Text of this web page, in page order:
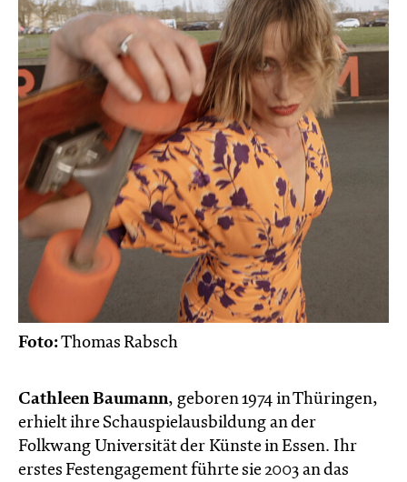
Foto:Thomas Rabsch
Cathleen Baumann, geboren 1974 in Thüringen,
erhielt ihre Schauspielausbildung an der
Folkwang Universität der Künste in Essen. Ihr
erstes Festengagement führte sie 2003 an das